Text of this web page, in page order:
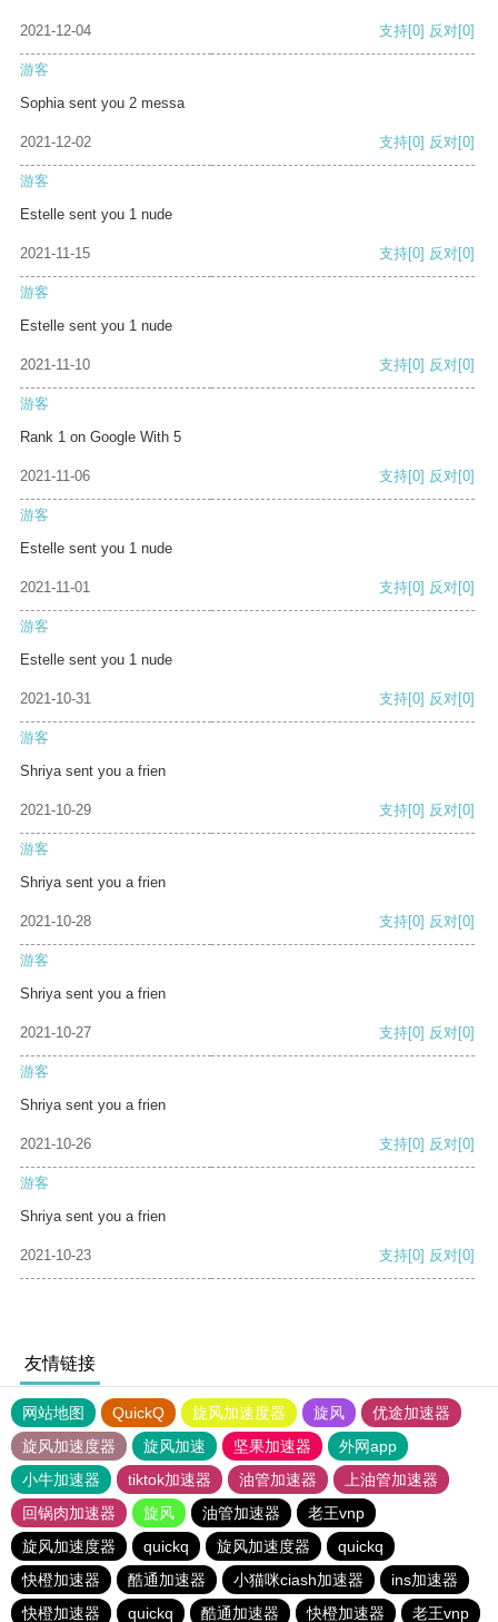
2021-12-04 支持[0] 反对[0]
游客
Sophia sent you 2 messa
2021-12-02 支持[0] 反对[0]
游客
Estelle sent you 1 nude
2021-11-15 支持[0] 反对[0]
游客
Estelle sent you 1 nude
2021-11-10 支持[0] 反对[0]
游客
Rank 1 on Google With 5
2021-11-06 支持[0] 反对[0]
游客
Estelle sent you 1 nude
2021-11-01 支持[0] 反对[0]
游客
Estelle sent you 1 nude
2021-10-31 支持[0] 反对[0]
游客
Shriya sent you a frien
2021-10-29 支持[0] 反对[0]
游客
Shriya sent you a frien
2021-10-28 支持[0] 反对[0]
游客
Shriya sent you a frien
2021-10-27 支持[0] 反对[0]
游客
Shriya sent you a frien
2021-10-26 支持[0] 反对[0]
游客
Shriya sent you a frien
2021-10-23 支持[0] 反对[0]
友情链接
网站地图 QuickQ 旋风加速度器 旋风
优途加速器
旋风加速度器
旋风加速 坚果加速器
外网app
小牛加速器
tiktok加速器 油管加速器
上油管加速器
回锅肉加速器
旋风 油管加速器
老王vnp
旋风加速度器
quickq 旋风加速度器
quickq
快橙加速器
酷通加速器 小猫咪ciash加速器
ins加速器
快橙加速器
quickq 酷通加速器 快橙加速器 老王vnp